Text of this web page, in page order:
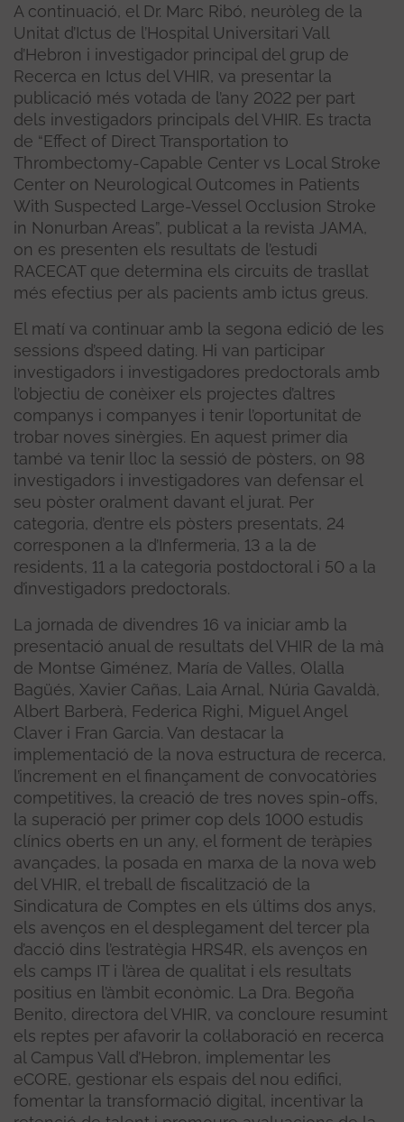
A continuació, el Dr. Marc Ribó, neuròleg de la
Unitat d’Ictus de l’Hospital Universitari Vall
d’Hebron i investigador principal del grup de
Recerca en Ictus del VHIR, va presentar la
publicació més votada de l’any 2022 per part
dels investigadors principals del VHIR. Es tracta
de “Effect of Direct Transportation to
Thrombectomy-Capable Center vs Local Stroke
Center on Neurological Outcomes in Patients
With Suspected Large-Vessel Occlusion Stroke
in Nonurban Areas”, publicat a la revista JAMA,
on es presenten els resultats de l’estudi
RACECAT que determina els circuits de trasllat
més efectius per als pacients amb ictus greus.
El matí va continuar amb la segona edició de les
sessions d’speed dating. Hi van participar
investigadors i investigadores predoctorals amb
l’objectiu de conèixer els projectes d’altres
companys i companyes i tenir l’oportunitat de
trobar noves sinèrgies. En aquest primer dia
també va tenir lloc la sessió de pòsters, on 98
investigadors i investigadores van defensar el
seu pòster oralment davant el jurat. Per
categoria, d’entre els pòsters presentats, 24
corresponen a la d’Infermeria, 13 a la de
residents, 11 a la categoria postdoctoral i 50 a la
d’investigadors predoctorals.
La jornada de divendres 16 va iniciar amb la
presentació anual de resultats del VHIR de la mà
de Montse Giménez, María de Valles, Olalla
Bagüés, Xavier Cañas, Laia Arnal, Núria Gavaldà,
Albert Barberà, Federica Righi, Miguel Angel
Claver i Fran Garcia. Van destacar la
implementació de la nova estructura de recerca,
l’increment en el finançament de convocatòries
competitives, la creació de tres noves spin-offs,
la superació per primer cop dels 1000 estudis
clínics oberts en un any, el forment de teràpies
avançades, la posada en marxa de la nova web
del VHIR, el treball de fiscalització de la
Sindicatura de Comptes en els últims dos anys,
els avenços en el desplegament del tercer pla
d’acció dins l’estratègia HRS4R, els avenços en
els camps IT i l’àrea de qualitat i els resultats
positius en l’àmbit econòmic. La Dra. Begoña
Benito, directora del VHIR, va concloure resumint
els reptes per afavorir la col·laboració en recerca
al Campus Vall d’Hebron, implementar les
eCORE, gestionar els espais del nou edifici,
fomentar la transformació digital, incentivar la